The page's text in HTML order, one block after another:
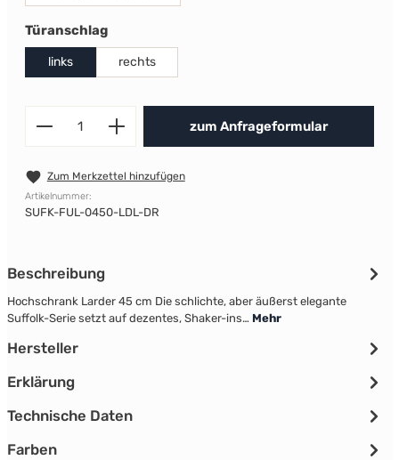
Türanschlagauswählen
links rechts
Produkt Anzahl: Gib den
zum Anfrageformular
Zum Merkzettel hinzufügen
Artikelnummer:
SUFK-FUL-0450-LDL-DR
Beschreibung
Hochschrank Larder 45 cm Die schlichte, aber äußerst elegante
Suffolk-Serie setzt auf dezentes, Shaker-ins… Mehr
Hersteller
Erklärung
Technische Daten
Farben